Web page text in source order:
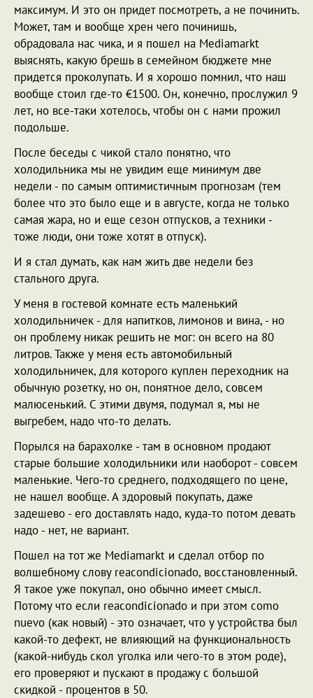
максимум. И это он придет посмотреть, а не починить.
Может, там и вообще хрен чего починишь,
обрадовала нас чика, и я пошел на Mediamarkt
выяснять, какую брешь в семейном бюджете мне
придется проколупать. И я хорошо помнил, что наш
вообще стоил где-то €1500. Он, конечно, прослужил 9
лет, но все-таки хотелось, чтобы он с нами прожил
подольше.
После беседы с чикой стало понятно, что
холодильника мы не увидим еще минимум две
недели - по самым оптимистичным прогнозам (тем
более что это было еще и в августе, когда не только
самая жара, но и еще сезон отпусков, а техники -
тоже люди, они тоже хотят в отпуск).
И я стал думать, как нам жить две недели без
стального друга.
У меня в гостевой комнате есть маленький
холодильничек - для напитков, лимонов и вина, - но
он проблему никак решить не мог: он всего на 80
литров. Также у меня есть автомобильный
холодильничек, для которого куплен переходник на
обычную розетку, но он, понятное дело, совсем
малюсенький. С этими двумя, подумал я, мы не
выгребем, надо что-то делать.
Порылся на барахолке - там в основном продают
старые большие холодильники или наоборот - совсем
маленькие. Чего-то среднего, подходящего по цене,
не нашел вообще. А здоровый покупать, даже
задешево - его доставлять надо, куда-то потом девать
надо - нет, не вариант.
Пошел на тот же Mediamarkt и сделал отбор по
волшебному слову reacondicionado, восстановленный.
Я такое уже покупал, оно обычно имеет смысл.
Потому что если reacondicionado и при этом como
nuevo (как новый) - это означает, что у устройства был
какой-то дефект, не влияющий на функциональность
(какой-нибудь скол уголка или чего-то в этом роде),
его проверяют и пускают в продажу с большой
скидкой - процентов в 50.